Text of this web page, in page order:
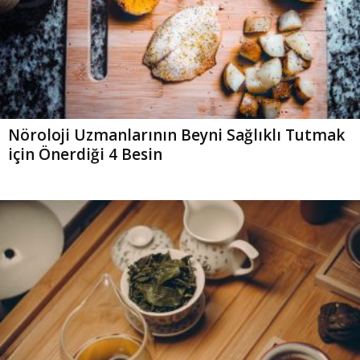
Nöroloji Uzmanlarının Beyni Sağlıklı Tutmak
için Önerdiği 4 Besin